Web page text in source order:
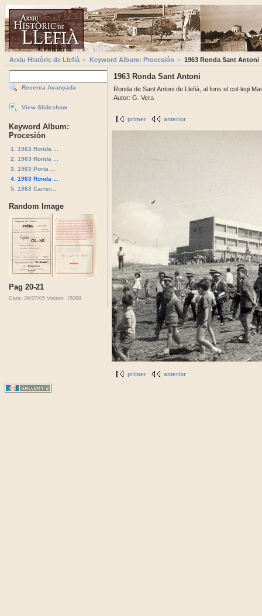
Arxiu Històric de Llefià Keyword Album: Procesión 1963 Ronda Sant Antoni
Recerca Avançada
View Slideshow
Keyword Album:
Procesión
1. 1963 Ronda ...
2. 1963 Ronda ...
3. 1963 Porta ...
4. 1963 Ronda ...
5. 1963 Carrer...
Random Image
Pag 20-21
Data: 26/07/05 Visites: 15089
1963 Ronda Sant Antoni
Ronda de Sant Antoni de Llefià, al fons el col·legi
Autor: G. Vera
primer anterior
primer anterior